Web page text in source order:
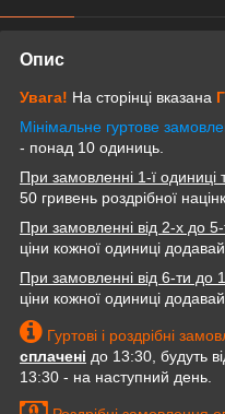
Опис
Увага! На сторінці вказана
Мінімальне гуртове
- понад 10 одиниць.
При замовленні 1-ї одиниці
50 гривень роздрібної
При замовленні від 2-х до
ціни кожної одиниці
При замовленні від 6-ти до
ціни кожної одиниці
Гуртові і роздрібні
сплачені до 13:30, будуть
13:30 - на наступний день.